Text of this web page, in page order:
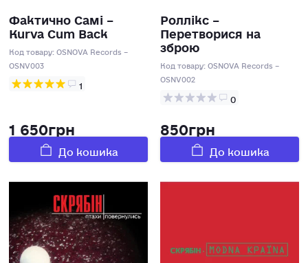
Фактично Самі –
Kurva Cum Back
Код товару:OSNOVA Records –
OSNV003
1
1 650грн
До кошика
Роллікс –
Перетворися на
зброю
Код товару:OSNOVA Records –
OSNV002
0
850грн
До кошика